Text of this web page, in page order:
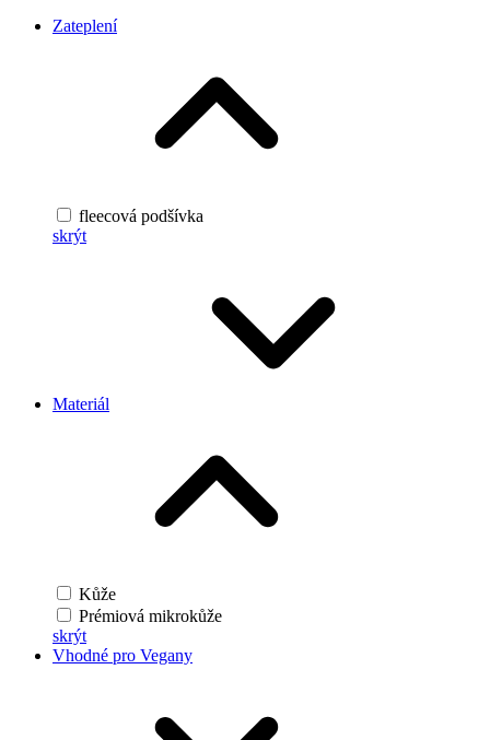
Zateplení
fleecová podšívka
skrýt
Materiál
Kůže
Prémiová mikrokůže
skrýt
Vhodné pro Vegany